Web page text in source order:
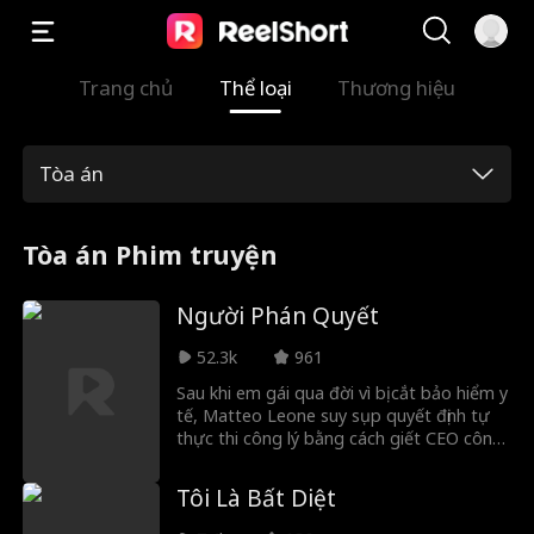
Trang chủ Thể loại Thương hiệu
Tòa án
Tòa án Phim truyện
Người Phán Quyết
52.3k
961
Sau khi em gái qua đời vì bị cắt bảo hiểm y
tế, Matteo Leone suy sụp quyết định tự
thực thi công lý bằng cách giết CEO công
còn có mục tiêu lớn hơn: Vạch trần các
công ty bảo hiểm thối nát trục lợi từ
những khách hàng yếu thế nhất. Luôn đi
Tôi Là Bất Diệt